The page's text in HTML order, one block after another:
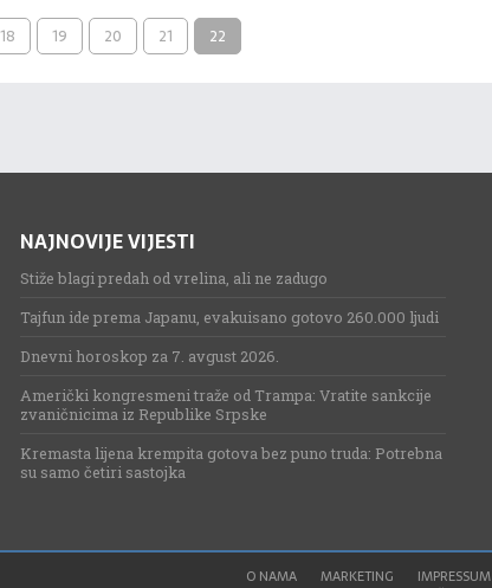
18 19 20 21 22
NAJNOVIJE VIJESTI
Stiže blagi predah od vrelina, ali ne zadugo
Tajfun ide prema Japanu, evakuisano gotovo 260.000 ljudi
Dnevni horoskop za 7. avgust 2026.
Američki kongresmeni traže od Trampa: Vratite sankcije
zvaničnicima iz Republike Srpske
Kremasta lijena krempita gotova bez puno truda: Potrebna
su samo četiri sastojka
O NAMA MARKETING IMPRESSUM